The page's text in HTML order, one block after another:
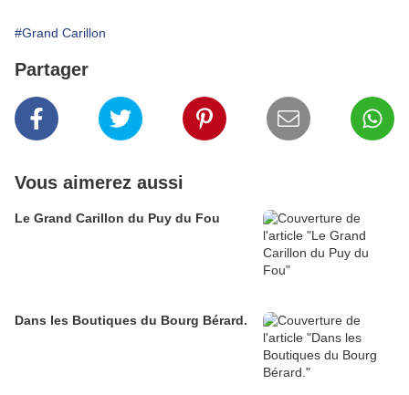
#Grand Carillon
Partager
Vous aimerez aussi
Le Grand Carillon du Puy du Fou
Dans les Boutiques du Bourg Bérard.